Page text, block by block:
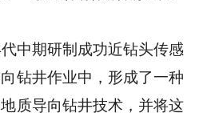
中期研制成功近钻头传感
钻井作业中，形成了一种
质导向钻井技术，并将这